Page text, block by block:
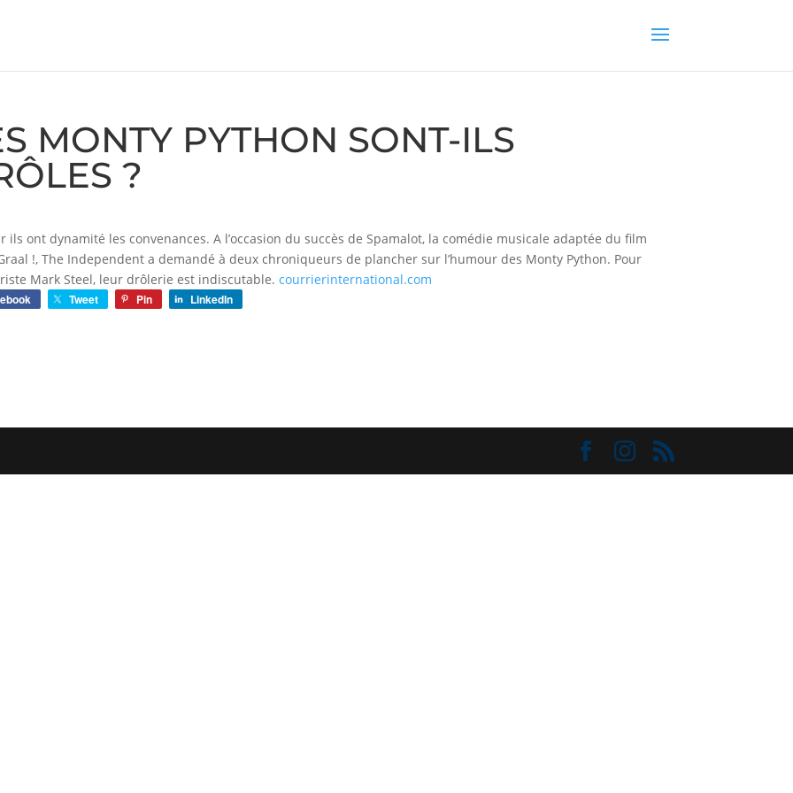
MONTY PYTHON SONT-ILS
?
ils ont dynamité les convenances. A l’occasion du succès de Spamalot, la comédie musicale adaptée du film
!, The Independent a demandé à deux chroniqueurs de plancher sur l’humour des Monty Python. Pour
Mark Steel, leur drôlerie est indiscutable.courrierinternational.com
Tweet Pin LinkedIn